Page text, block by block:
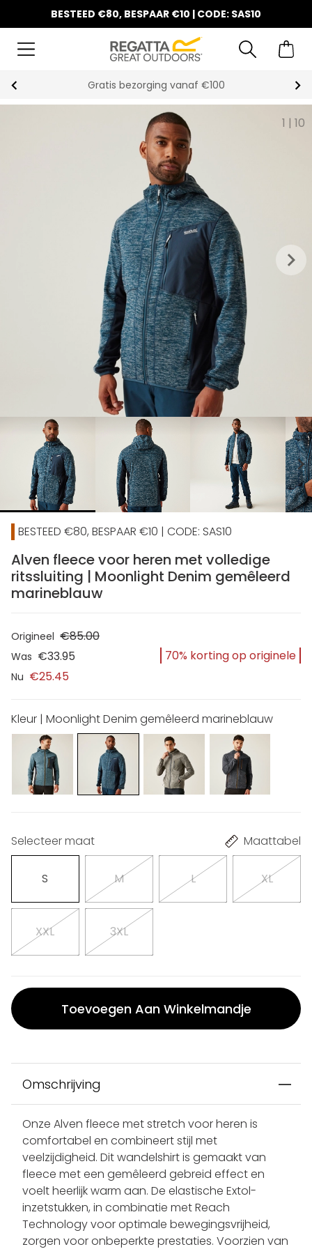
BESTEED €80, BESPAAR €10 | CODE: SAS10
Gratis bezorging vanaf €100
1 | 10
keyboard_arrow_right
chevron_right
BESTEED €80, BESPAAR €10 | CODE: SAS10
Alven fleece voor heren met volledige
ritssluiting | Moonlight Denim gemêleerd
marineblauw
Origineel €85.00
Was €33.95
Nu €25.45
70% korting op originele
Kleur | Moonlight Denim gemêleerd marineblauw
Selecteer maat Maattabel
S M L XL
XXL 3XL
Toevoegen Aan Winkelmandje
Omschrijving
Onze Alven fleece met stretch voor heren is
comfortabel en combineert stijl met
veelzijdigheid. Dit wandelshirt is gemaakt van
fleece met een gemêleerd gebreid effect en
voelt heerlijk warm aan. De elastische Extol-
inzetstukken, in combinatie met Reach
Technology voor optimale bewegingsvrijheid,
zorgen voor onbeperkte prestaties. Voorzien van